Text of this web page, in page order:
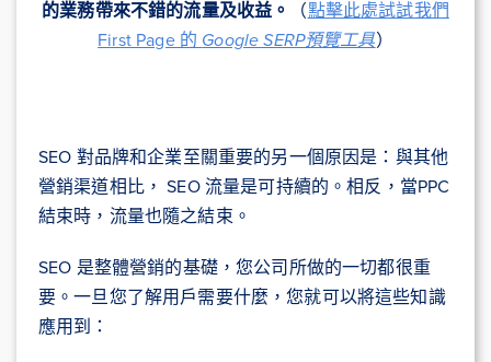
的業務帶來不錯的流量及收益。 （點擊此處試試我們
First Page 的 Google SERP預覽工具）
SEO 對品牌和企業至關重要的另一個原因是：與其他
營銷渠道相比， SEO 流量是可持續的。相反，當PPC
結束時，流量也隨之結束。
SEO 是整體營銷的基礎，您公司所做的一切都很重
要。一旦您了解用戶需要什麼，您就可以將這些知識
應用到：